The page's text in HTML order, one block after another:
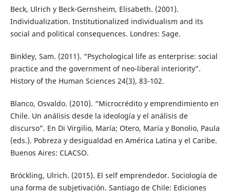
Beck, Ulrich y Beck-Gernsheim, Elisabeth. (2001).
Individualization. Institutionalized individualism and its
social and political consequences. Londres: Sage.
Binkley, Sam. (2011). “Psychological life as enterprise: social
practice and the government of neo-liberal interiority”.
History of the Human Sciences 24(3), 83-102.
Blanco, Osvaldo. (2010). “Microcrédito y emprendimiento en
Chile. Un análisis desde la ideología y el análisis de
discurso”. En Di Virgilio, María; Otero, María y Bonolio, Paula
(eds.). Pobreza y desigualdad en América Latina y el Caribe.
Buenos Aires: CLACSO.
Bröckling, Ulrich. (2015). El self emprendedor. Sociología de
una forma de subjetivación. Santiago de Chile: Ediciones